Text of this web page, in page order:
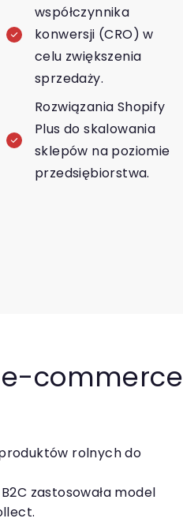
współczynnika
konwersji (CRO) w
celu zwiększenia
sprzedaży.
Rozwiązania Shopify
Plus do skalowania
sklepów na poziomie
przedsiębiorstwa.
commerce
rolnych do
zastosowała model